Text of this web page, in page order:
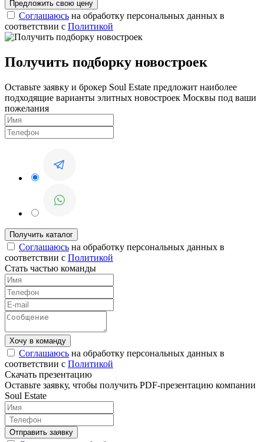
Соглашаюсь на обработку персональных данных в
соответствии с Политикой
Получить подборку новостроек
Оставьте заявку и брокер Soul Estate предложит наиболее
подходящие варианты элитных новостроек Москвы под ваши
пожелания
Соглашаюсь на обработку персональных данных в
соответствии с Политикой
Стать частью команды
Соглашаюсь на обработку персональных данных в
соответствии с Политикой
Скачать презентацию
Оставьте заявку, чтобы получить PDF-презентацию компании
Soul Estate